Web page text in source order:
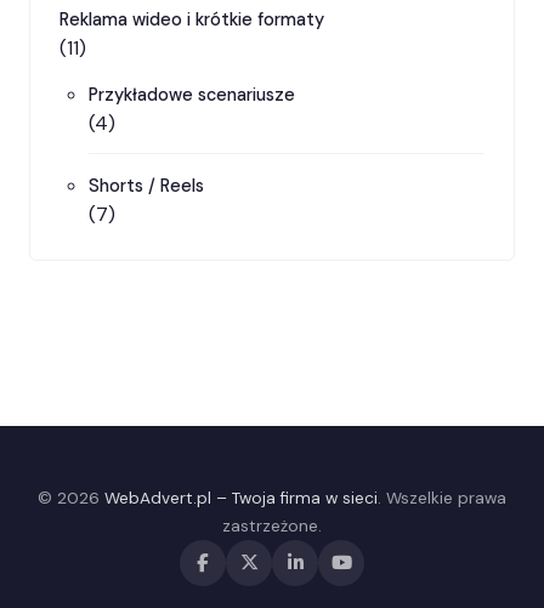
Reklama wideo i krótkie formaty
(11)
Przykładowe scenariusze
(4)
Shorts / Reels
(7)
© 2026 WebAdvert.pl – Twoja firma w sieci. Wszelkie prawa
zastrzeżone.